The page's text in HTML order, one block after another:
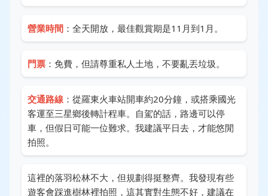
營業時間 ：全天開放，最佳觀賞期是11月到1月。
門票 ：免費，但請尊重私人土地，不要亂丟垃圾。
交通路線 ：從羅東火車站開車約20分鐘，或搭乘國光
客運至三星鄉後轉計程車。自駕的話，路邊可以停
車，但假日可能一位難求。我建議平日去，才能悠閒
拍照。
這裡的落羽松林不大，但規劃得挺整齊。我發現有些
遊客會踩進樹林裡拍照，這其實對生態不好，建議在